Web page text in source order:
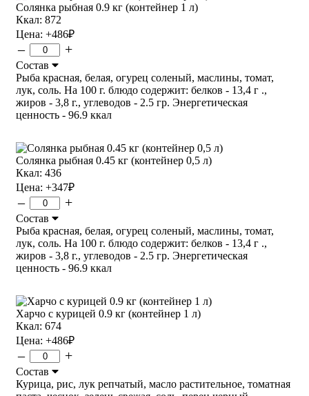
Солянка рыбная 0.9 кг (контейнер 1 л)
Ккал: 872
Цена: +486₽
– +
Состав
Рыба красная, белая, огурец соленый, маслины, томат,
лук, соль. На 100 г. блюдо содержит: белков - 13,4 г .,
жиров - 3,8 г., углеводов - 2.5 гр. Энергетическая
ценность - 96.9 ккал
Солянка рыбная 0.45 кг (контейнер 0,5 л)
Ккал: 436
Цена: +347₽
– +
Состав
Рыба красная, белая, огурец соленый, маслины, томат,
лук, соль. На 100 г. блюдо содержит: белков - 13,4 г .,
жиров - 3,8 г., углеводов - 2.5 гр. Энергетическая
ценность - 96.9 ккал
Харчо с курицей 0.9 кг (контейнер 1 л)
Ккал: 674
Цена: +486₽
– +
Состав
Курица, рис, лук репчатый, масло растительное, томатная